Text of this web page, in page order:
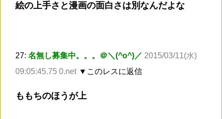
絵の上手さと漫画の面白さは別なんだよな
27: 名無し募集中。。。＠＼(^o^)／ 2015/03/11(水)
09:05:45.75 0.net ▼このレスに返信
ももちのほうが上